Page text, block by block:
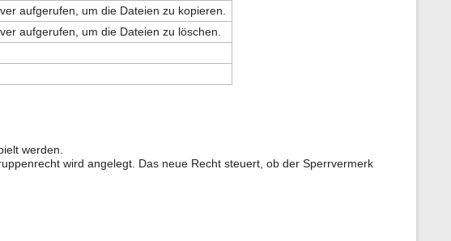
aufgerufen, um die Dateien zu kopieren.
aufgerufen, um die Dateien zu löschen.
werden.
wird angelegt. Das neue Recht steuert, ob der Sperrvermerk